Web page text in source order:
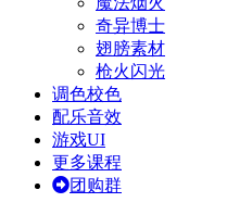
奇异博士
翅膀素材
枪火闪光
调色校色
配乐音效
游戏UI
更多课程
团购群